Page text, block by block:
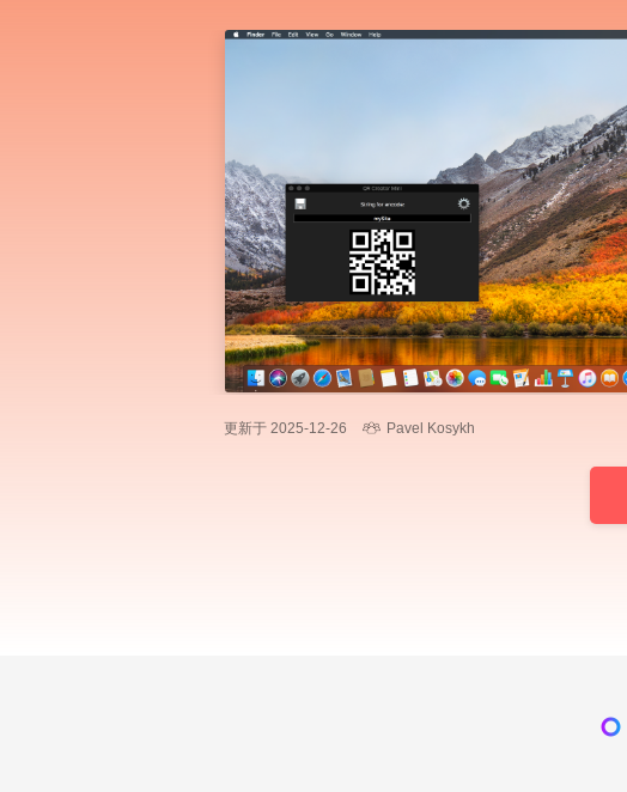
更新于 2025-12-26 Pavel Kosykh